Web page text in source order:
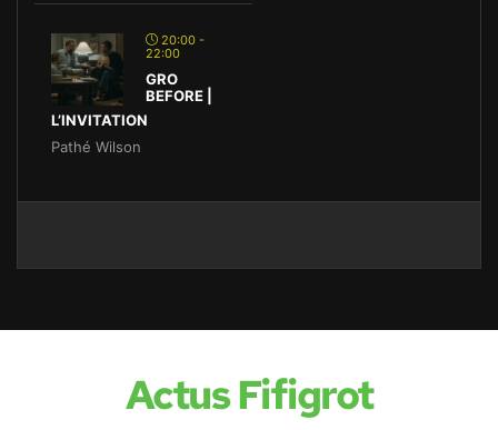
20:00 -
22:00
GRO
BEFORE |
L’INVITATION
Pathé Wilson
Actus Fifigrot